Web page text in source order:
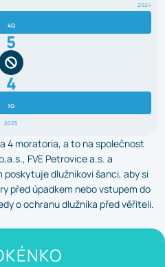
2024
4Q
5
4
1Q
2025
4 moratoria, a to na společnost
FVE Petrovice a.s. a
dlužníkovi šanci, aby si
před úpadkem nebo vstupem do
o ochranu dlužníka před věřiteli.